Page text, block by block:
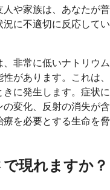
や家族は、あなたが普
に不適切に反応してい
非常に低いナトリウム
があります。これは、
に発生します。症状に
変化、反射の消失が含
を必要とする生命を脅
現れますか？